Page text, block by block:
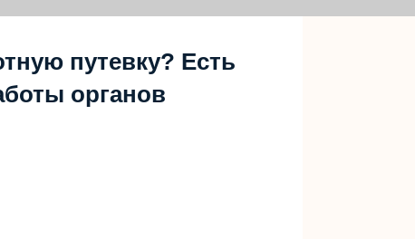
путевку? Есть
органов